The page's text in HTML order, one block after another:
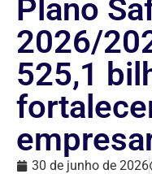
Plano
2026/
525,1
30 de junho de 2026